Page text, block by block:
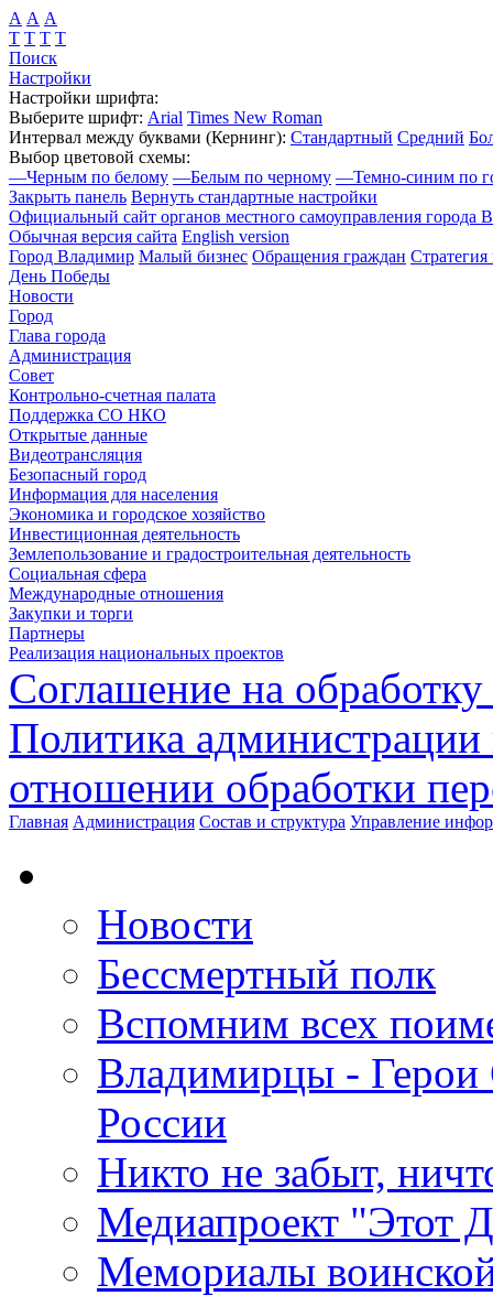
А А А
Т Т Т Т
Поиск
Настройки
Настройки шрифта:
Выберите шрифт: Arial Times New Roman
Интервал между буквами (Кернинг): Стандартный Средний
Выбор цветовой схемы:
—Черным по белому —Белым по черному —Темно-синим по
Закрыть панель Вернуть стандартные настройки
Официальный сайт органов местного самоуправления города
Обычная версия сайта English version
Город Владимир Малый бизнес Обращения граждан Стратегия
День Победы
Новости
Город
Глава города
Администрация
Совет
Контрольно-счетная палата
Поддержка СО НКО
Открытые данные
Видеотрансляция
Безопасный город
Информация для населения
Экономика и городское хозяйство
Инвестиционная деятельность
Землепользование и градостроительная деятельность
Социальная сфера
Международные отношения
Закупки и торги
Партнеры
Реализация национальных проектов
Соглашение на
Политика
отношении обработки
Главная Администрация Состав и структура Управление
Новости
Бессмертный полк
Вспомним всех
Владимирцы - Герои
России
Никто не забыт,
Медиапроект "Этот
Мемориалы